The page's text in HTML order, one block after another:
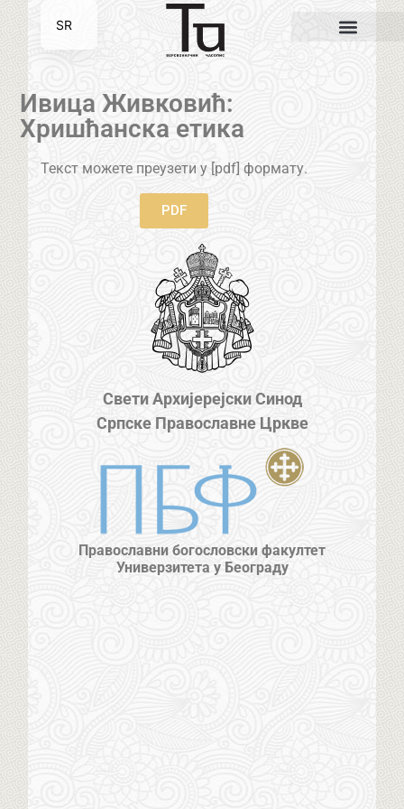
Ивица Живковић:
Хришћанска етика
Текст можете преузети у [pdf] формату.
PDF
Свети Архијерејски Синод
Српске Православне Цркве
Православни богословски факултет
Универзитета у Београду
SR
EN